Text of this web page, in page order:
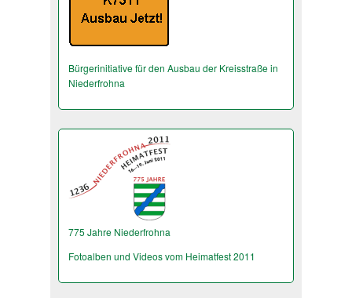
Bürgerinitiative für den Ausbau der Kreisstraße in
Niederfrohna
775 Jahre Niederfrohna
Fotoalben und Videos vom Heimatfest 2011